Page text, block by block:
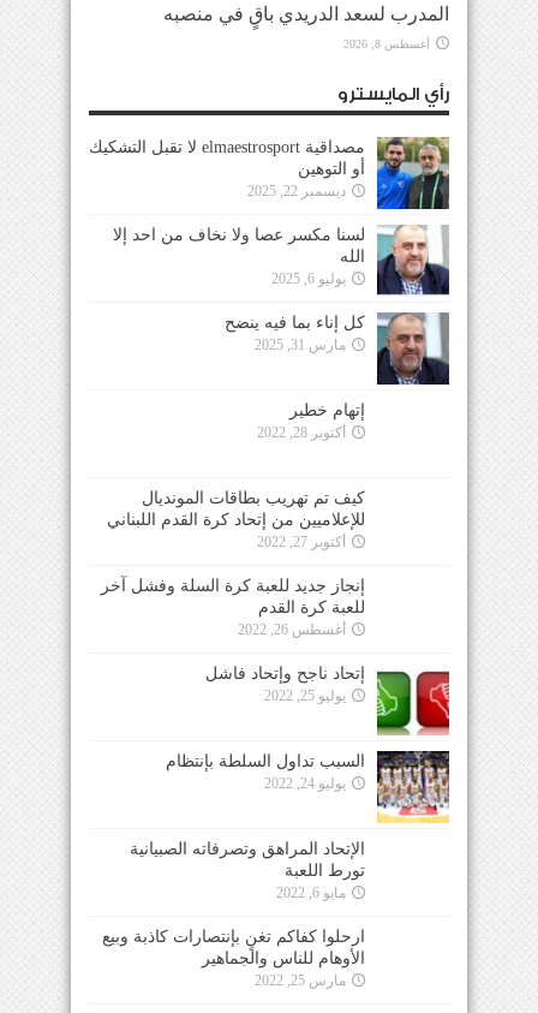
المدرب لسعد الدريدي باقٍ في منصبه
أغسطس 8, 2026
رأي المايسترو
مصداقية elmaestrosport لا تقبل التشكيك
أو التوهين
ديسمبر 22, 2025
لسنا مكسر عصا ولا نخاف من احد إلا
الله
يوليو 6, 2025
كل إناء بما فيه ينضح
مارس 31, 2025
إتهام خطير
أكتوبر 28, 2022
كيف تم تهريب بطاقات المونديال
للإعلاميين من إتحاد كرة القدم اللبناني
أكتوبر 27, 2022
إنجاز جديد للعبة كرة السلة وفشل آخر
للعبة كرة القدم
أغسطس 26, 2022
إتحاد ناجح وإتحاد فاشل
يوليو 25, 2022
السبب تداول السلطة بإنتظام
يوليو 24, 2022
الإتحاد المراهق وتصرفاته الصبيانية
تورط اللعبة
مايو 6, 2022
ارحلوا كفاكم تغنٍ بإنتصارات كاذبة وبيع
الأوهام للناس والجماهير
مارس 25, 2022